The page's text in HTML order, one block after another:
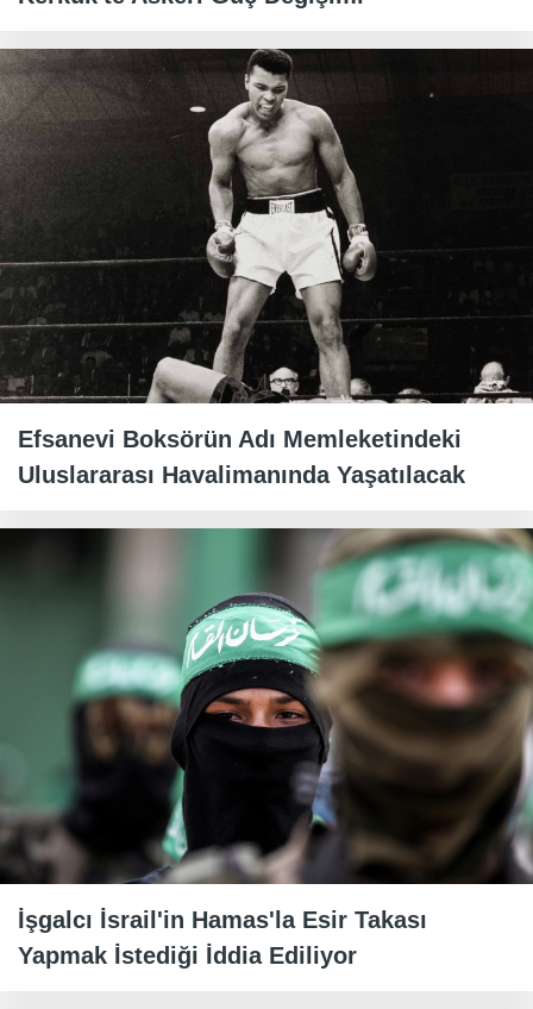
Efsanevi Boksörün Adı Memleketindeki
Uluslararası Havalimanında Yaşatılacak
İşgalcı İsrail'in Hamas'la Esir Takası
Yapmak İstediği İddia Ediliyor